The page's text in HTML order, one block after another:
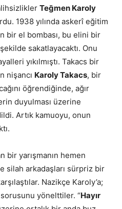
Teğmen Karoly
1938 yılında askerî eğitim
bir el bombası, bu elini bir
sakatlayacaktı. Onu
yıkılmıştı. Takacs bir
nişancı Karoly Takacs, bir
öğrendiğinde, ağır
duyulması üzerine
Artık kamuoyu, onun
bir yarışmanın hemen
silah arkadaşları sürpriz bir
Nazikçe Karoly’a;
sorusunu yönelttiler. “Hayır